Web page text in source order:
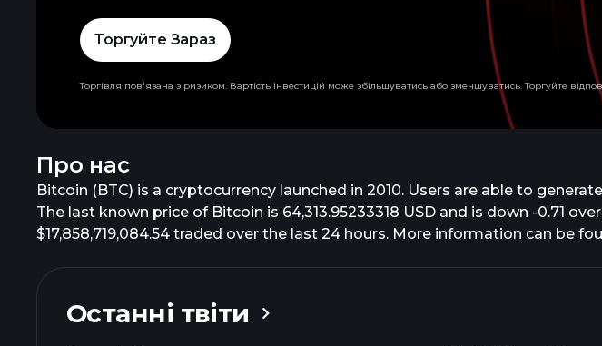
Про нас
Bitcoin (BTC) is a cryptocurrency launched in 2010. Users are able to
The last known price of Bitcoin is 64,313.95233318 USD and is down -0.71
$17,858,719,084.54 traded over the last 24 hours. More information can be
Останні твіти
Торгуйте Зараз
Торгівля пов'язана з ризиком. Вартість інвестицій може збільшуватись або зменшуватись. Торгуйте